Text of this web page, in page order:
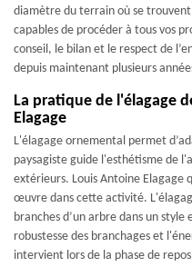
diamètre du terrain où se trouvent
capables de procéder à tous vos
conseil, le bilan et le respect de
depuis maintenant plusieurs
La pratique de l'élagage
Elagage
L'élagage ornemental permet
paysagiste guide l'esthétisme de
extérieurs. Louis Antoine Elagage
œuvre dans cette activité.
branches d’un arbre dans un
robustesse des branchages et
intervient lors de la phase de